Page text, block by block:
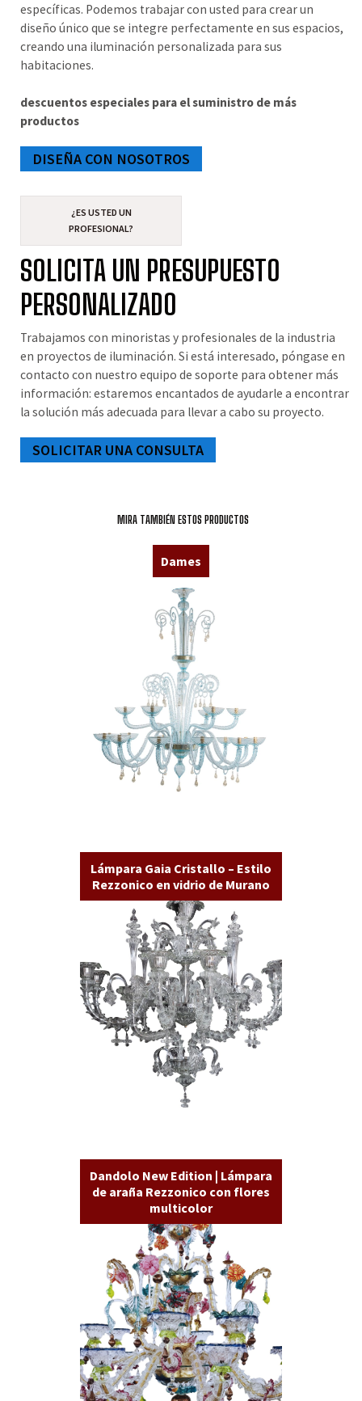
específicas. Podemos trabajar con usted para crear un
diseño único que se integre perfectamente en sus espacios,
creando una iluminación personalizada para sus
habitaciones.
descuentos especiales para el suministro de más
productos
DISEÑA CON NOSOTROS
¿ES USTED UN
PROFESIONAL?
SOLICITA UN PRESUPUESTO
PERSONALIZADO
Trabajamos con minoristas y profesionales de la industria
en proyectos de iluminación. Si está interesado, póngase en
contacto con nuestro equipo de soporte para obtener más
información: estaremos encantados de ayudarle a encontrar
la solución más adecuada para llevar a cabo su proyecto.
SOLICITAR UNA CONSULTA
MIRA TAMBIÉN ESTOS PRODUCTOS
Dames
Lámpara Gaia Cristallo – Estilo
Rezzonico en vidrio de Murano
Dandolo New Edition | Lámpara
de araña Rezzonico con flores
multicolor